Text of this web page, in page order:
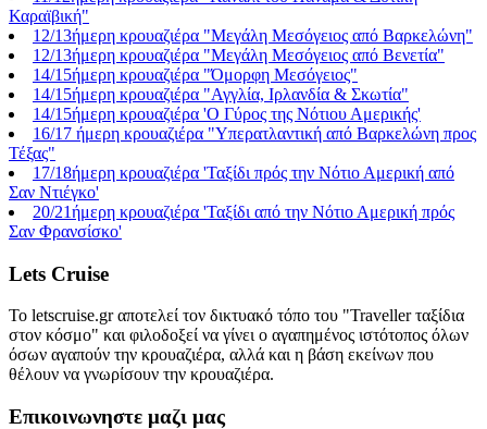
Καραϊβική"
12/13ήμερη κρουαζιέρα "Μεγάλη Μεσόγειος από Βαρκελώνη"
12/13ήμερη κρουαζιέρα "Μεγάλη Μεσόγειος από Βενετία"
14/15ήμερη κρουαζιέρα "Όμορφη Μεσόγειος"
14/15ήμερη κρουαζιέρα "Αγγλία, Ιρλανδία & Σκωτία"
14/15ήμερη κρουαζιέρα 'Ο Γύρος της Νότιου Αμερικής'
16/17 ήμερη κρουαζιέρα "Υπερατλαντική από Βαρκελώνη προς
Τέξας"
17/18ήμερη κρουαζιέρα 'Ταξίδι πρός την Νότιο Αμερική από
Σαν Ντιέγκο'
20/21ήμερη κρουαζιέρα 'Ταξίδι από την Νότιο Αμερική πρός
Σαν Φρανσίσκο'
Lets Cruise
Το letscruise.gr αποτελεί τον δικτυακό τόπο του "Traveller ταξίδια
στον κόσμο" και φιλοδοξεί να γίνει ο αγαπημένος ιστότοπος όλων
όσων αγαπούν την κρουαζιέρα, αλλά και η βάση εκείνων που
θέλουν να γνωρίσουν την κρουαζιέρα.
Επικοινωνηστε μαζι μας